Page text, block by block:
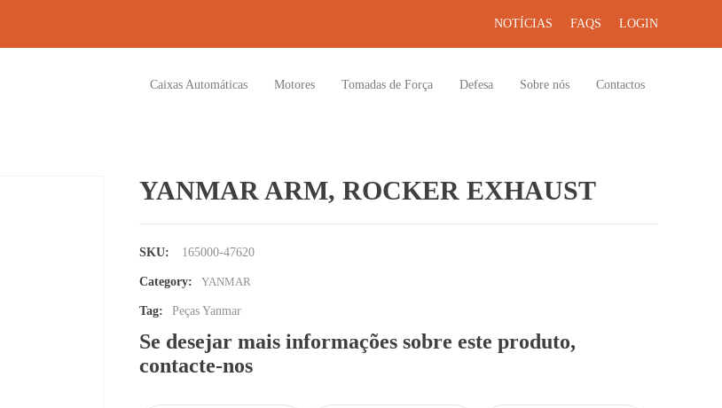
NOTÍCIAS FAQS LOGIN
Caixas Automáticas Motores Tomadas de Força Defesa Sobre nós Contactos
YANMAR ARM, ROCKER EXHAUST
SKU: 165000-47620
Category: YANMAR
Tag: Peças Yanmar
Se desejar mais informações sobre este produto,
contacte-nos